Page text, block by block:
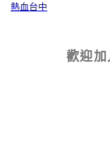
熱血台中
歡迎